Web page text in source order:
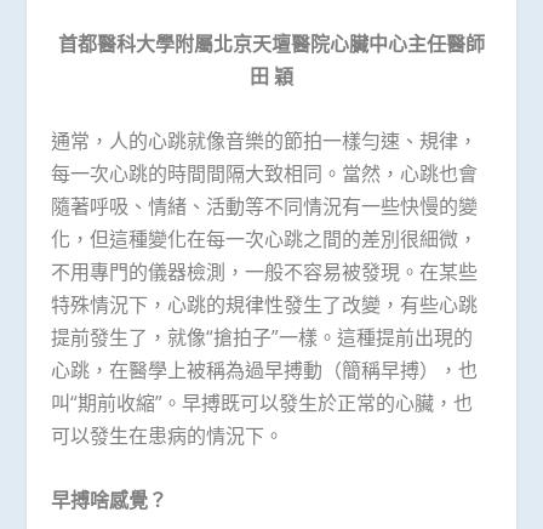
首都醫科大學附屬北京天壇醫院心臟中心主任醫師
田 穎
通常，人的心跳就像音樂的節拍一樣勻速、規律，
每一次心跳的時間間隔大致相同。當然，心跳也會
隨著呼吸、情緒、活動等不同情況有一些快慢的變
化，但這種變化在每一次心跳之間的差別很細微，
不用專門的儀器檢測，一般不容易被發現。在某些
特殊情況下，心跳的規律性發生了改變，有些心跳
提前發生了，就像“搶拍子”一樣。這種提前出現的
心跳，在醫學上被稱為過早搏動（簡稱早搏），也
叫“期前收縮”。早搏既可以發生於正常的心臟，也
可以發生在患病的情況下。
早搏啥感覺？